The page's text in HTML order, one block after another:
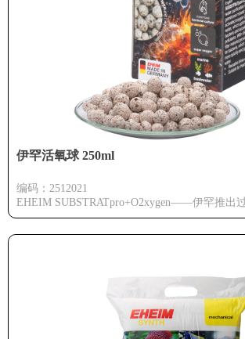
伊罕活氧球 250ml
编码：2512021
EHEIM SUBSTRATpro+O2xygen——伊罕推出
创新，这是一款将鱼缸水质净化提升至全新水